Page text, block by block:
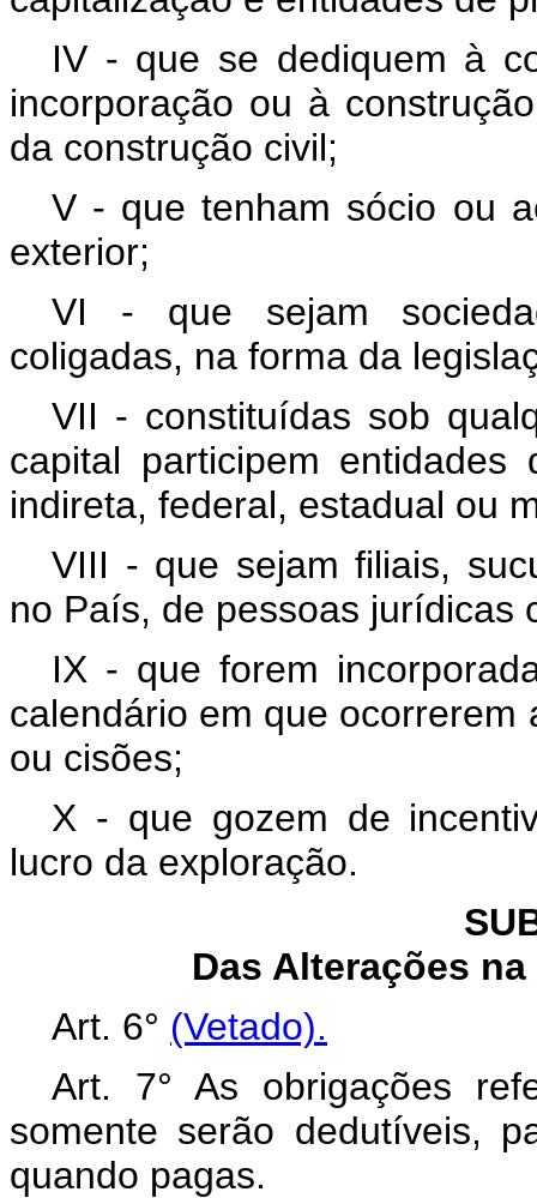
IV - que se dediquem à
incorporação ou à
da construção civil;
V - que tenham sócio ou
exterior;
VI - que sejam
coligadas, na forma da
VII - constituídas sob
capital participem
indireta, federal, estadual ou
VIII - que sejam filiais,
no País, de pessoas jurídicas
IX - que forem
calendário em que ocorrerem
ou cisões;
X - que gozem de
lucro da exploração.
Das Alterações
Art. 6° (Vetado).
Art. 7° As obrigações
somente serão dedutíveis,
quando pagas.